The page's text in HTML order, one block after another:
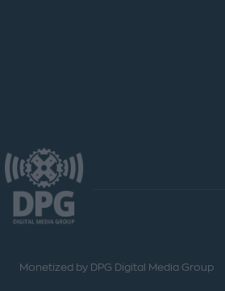
Monetized by DPG Digital Media Group